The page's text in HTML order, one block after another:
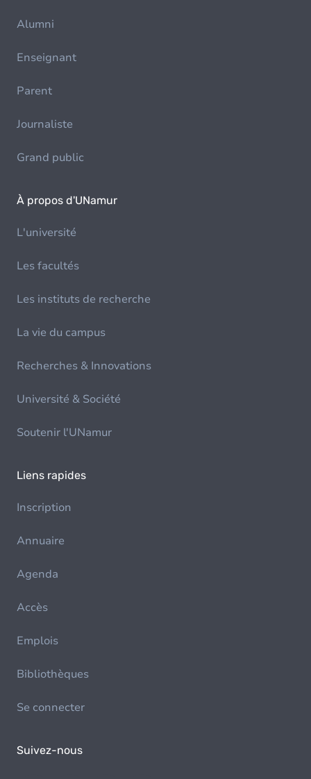
Alumni
Enseignant
Parent
Journaliste
Grand public
À propos d'UNamur
L'université
Les facultés
Les instituts de recherche
La vie du campus
Recherches & Innovations
Université & Société
Soutenir l'UNamur
Liens rapides
Inscription
Annuaire
Agenda
Accès
Emplois
Bibliothèques
Se connecter
Suivez-nous